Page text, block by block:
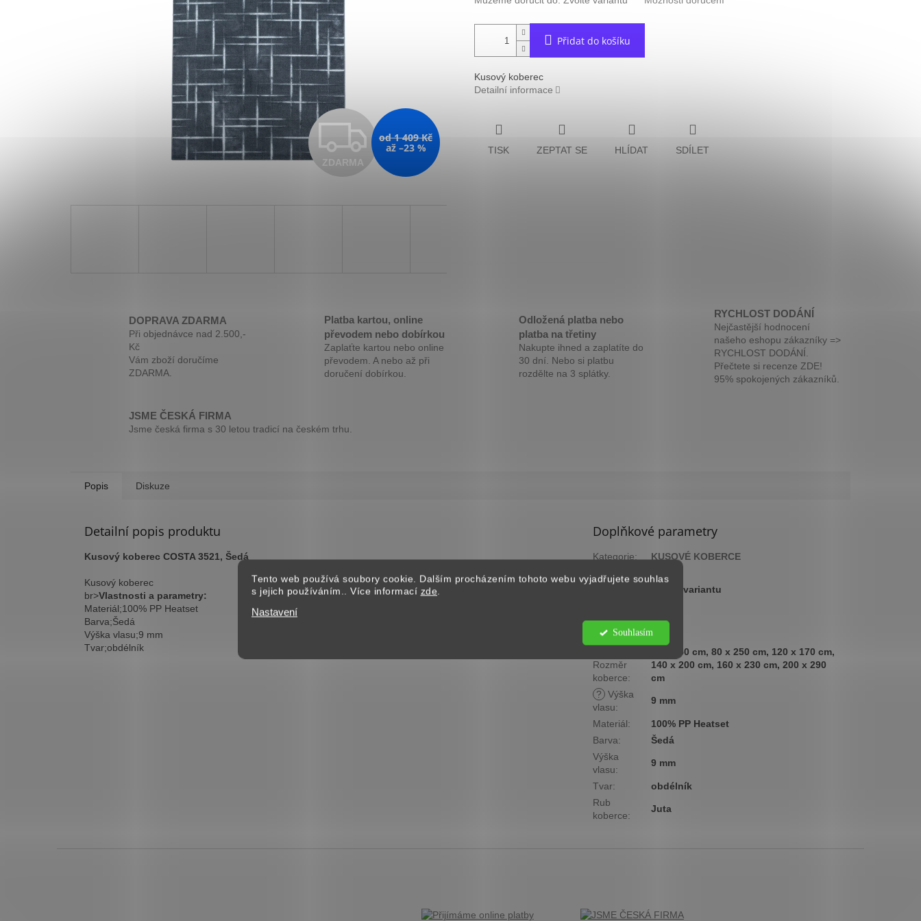
Tento web používá soubory cookie. Dalším procházením tohoto webu vyjadřujete souhlas
s jejich používáním.. Více informací zde.
Nastavení
Souhlasím
Z
D
M
A
ZDARMA
od 1 409 Kč
až –23 %
Přidat do košíku
Kusový koberec
Detailní informace
TISK ZEPTAT SE HLÍDAT SDÍLET
DOPRAVA ZDARMA
Při objednávce nad 2.500,-
Kč
Vám zboží doručíme
ZDARMA.
Platba kartou, online
převodem nebo dobírkou
Zaplaťte kartou nebo online
převodem. A nebo až při
doručení dobírkou.
Odložená platba nebo
platba na třetiny
Nakupte ihned a zaplatíte do
30 dní. Nebo si platbu
rozdělte na 3 splátky.
RYCHLOST DODÁNÍ
Nejčastější hodnocení
našeho eshopu zákazníky =>
RYCHLOST DODÁNÍ.
Přečtete si recenze ZDE!
95% spokojených zákazníků.
JSME ČESKÁ FIRMA
Jsme česká firma s 30 letou tradicí na českém trhu.
Popis Diskuze
Detailní popis produktu
Kusový koberec COSTA 3521, Šedá
Kusový koberec
br>Vlastnosti a parametry:
Materiál;100% PP Heatset
Barva;Šedá
Výška vlasu;9 mm
Tvar;obdélník
Doplňkové parametry
Kategorie:
KUSOVÉ KOBERCE
Záruka
2 roky
Zvolte variantu
Cenová
skupina:
Nízká
Rozměr
koberce:
80 x 150 cm, 80 x 250 cm, 120 x 170 cm,
140 x 200 cm, 160 x 230 cm, 200 x 290
cm
?
Výška
vlasu:
9 mm
Materiál:
100% PP Heatset
Barva:
Šedá
Výška
vlasu:
9 mm
Tvar:
obdélník
Rub
koberce:
Juta